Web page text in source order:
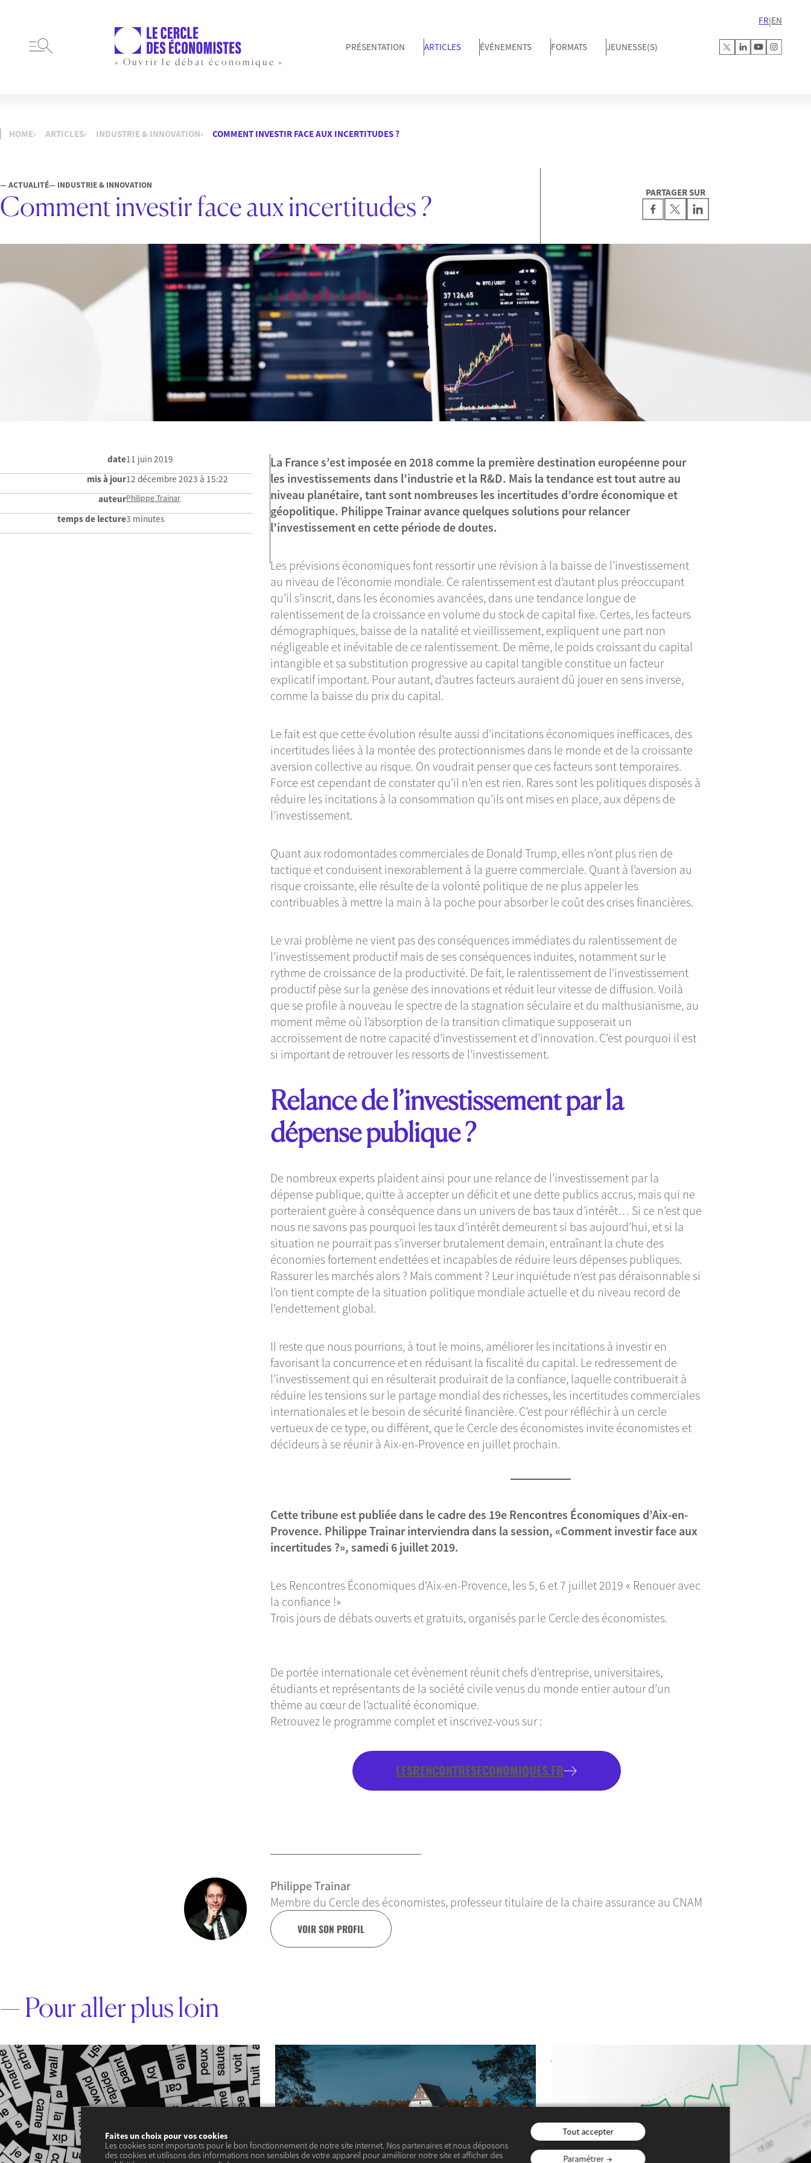
« Ouvrir le débat économique »
PRÉSENTATION ARTICLES ÉVÉNEMENTS FORMATS JEUNESSE(S)
FR|EN
HOME ARTICLES INDUSTRIE & INNOVATION COMMENT INVESTIR FACE AUX INCERTITUDES ?
— ACTUALITÉ— INDUSTRIE & INNOVATION
Comment investir face aux incertitudes ? PARTAGER SUR
date11 juin 2019
mis à jour12 décembre 2023 à 15:22
auteurPhilippe Trainar
temps de lecture3 minutes
La France s’est imposée en 2018 comme la première destination européenne pour
les investissements dans l’industrie et la R&D. Mais la tendance est tout autre au
niveau planétaire, tant sont nombreuses les incertitudes d’ordre économique et
géopolitique. Philippe Trainar avance quelques solutions pour relancer
l’investissement en cette période de doutes.
Les prévisions économiques font ressortir une révision à la baisse de l’investissement
au niveau de l’économie mondiale. Ce ralentissement est d’autant plus préoccupant
qu’il s’inscrit, dans les économies avancées, dans une tendance longue de
ralentissement de la croissance en volume du stock de capital fixe. Certes, les facteurs
démographiques, baisse de la natalité et vieillissement, expliquent une part non
négligeable et inévitable de ce ralentissement. De même, le poids croissant du capital
intangible et sa substitution progressive au capital tangible constitue un facteur
explicatif important. Pour autant, d’autres facteurs auraient dû jouer en sens inverse,
comme la baisse du prix du capital.
Le fait est que cette évolution résulte aussi d’incitations économiques inefficaces, des
incertitudes liées à la montée des protectionnismes dans le monde et de la croissante
aversion collective au risque. On voudrait penser que ces facteurs sont temporaires.
Force est cependant de constater qu’il n’en est rien. Rares sont les politiques disposés à
réduire les incitations à la consommation qu’ils ont mises en place, aux dépens de
l’investissement.
Quant aux rodomontades commerciales de Donald Trump, elles n’ont plus rien de
tactique et conduisent inexorablement à la guerre commerciale. Quant à l’aversion au
risque croissante, elle résulte de la volonté politique de ne plus appeler les
contribuables à mettre la main à la poche pour absorber le coût des crises financières.
Le vrai problème ne vient pas des conséquences immédiates du ralentissement de
l’investissement productif mais de ses conséquences induites, notamment sur le
rythme de croissance de la productivité. De fait, le ralentissement de l’investissement
productif pèse sur la genèse des innovations et réduit leur vitesse de diffusion. Voilà
que se profile à nouveau le spectre de la stagnation séculaire et du malthusianisme, au
moment même où l’absorption de la transition climatique supposerait un
accroissement de notre capacité d’investissement et d’innovation. C’est pourquoi il est
si important de retrouver les ressorts de l’investissement.
Relance de l’investissement par la
dépense publique ?
De nombreux experts plaident ainsi pour une relance de l’investissement par la
dépense publique, quitte à accepter un déficit et une dette publics accrus, mais qui ne
porteraient guère à conséquence dans un univers de bas taux d’intérêt… Si ce n’est que
nous ne savons pas pourquoi les taux d’intérêt demeurent si bas aujourd’hui, et si la
situation ne pourrait pas s’inverser brutalement demain, entraînant la chute des
économies fortement endettées et incapables de réduire leurs dépenses publiques.
Rassurer les marchés alors ? Mais comment ? Leur inquiétude n’est pas déraisonnable si
l’on tient compte de la situation politique mondiale actuelle et du niveau record de
l’endettement global.
Il reste que nous pourrions, à tout le moins, améliorer les incitations à investir en
favorisant la concurrence et en réduisant la fiscalité du capital. Le redressement de
l’investissement qui en résulterait produirait de la confiance, laquelle contribuerait à
réduire les tensions sur le partage mondial des richesses, les incertitudes commerciales
internationales et le besoin de sécurité financière. C’est pour réfléchir à un cercle
vertueux de ce type, ou différent, que le Cercle des économistes invite économistes et
décideurs à se réunir à Aix-en-Provence en juillet prochain.
Cette tribune est publiée dans le cadre des 19e Rencontres Économiques d’Aix-en-
Provence. Philippe Trainar interviendra dans la session, «Comment investir face aux
incertitudes ?», samedi 6 juillet 2019.
Les Rencontres Économiques d’Aix-en-Provence, les 5, 6 et 7 juillet 2019 « Renouer avec
la confiance !»
Trois jours de débats ouverts et gratuits, organisés par le Cercle des économistes.
De portée internationale cet évènement réunit chefs d’entreprise, universitaires,
étudiants et représentants de la société civile venus du monde entier autour d’un
thème au cœur de l’actualité économique.
Retrouvez le programme complet et inscrivez-vous sur :
LESRENCONTRESECONOMIQUES.FR
Philippe Trainar
Membre du Cercle des économistes, professeur titulaire de la chaire assurance au CNAM
VOIR SON PROFIL
— Pour aller plus loin
Faites un choix pour vos cookies
Les cookies sont importants pour le bon fonctionnement de notre site internet. Nos partenaires et nous déposons
des cookies et utilisons des informations non sensibles de votre appareil pour améliorer notre site et afficher des
Tout accepter
Paramétrer